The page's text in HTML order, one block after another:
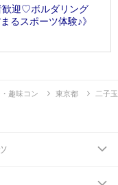
歓迎♡ボルダリング
るスポーツ体験♪》
趣味コン 東京都 二子